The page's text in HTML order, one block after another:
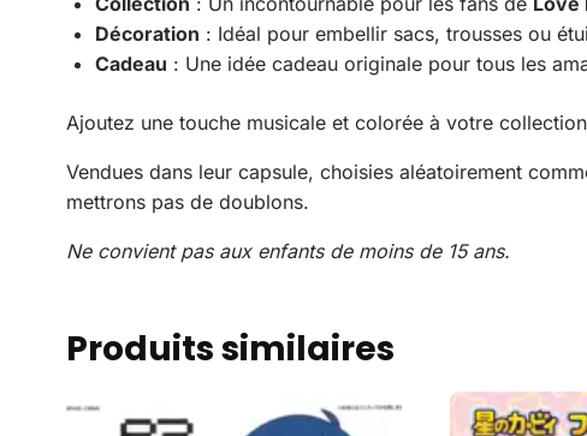
Décoration : Idéal pour embellir sacs, trousses ou
Cadeau : Une idée cadeau originale pour tous les
Ajoutez une touche musicale et colorée à votre
Vendues dans leur capsule, choisies aléatoirement
mettrons pas de doublons.
Ne convient pas aux enfants de moins de 15 ans.
Produits similaires